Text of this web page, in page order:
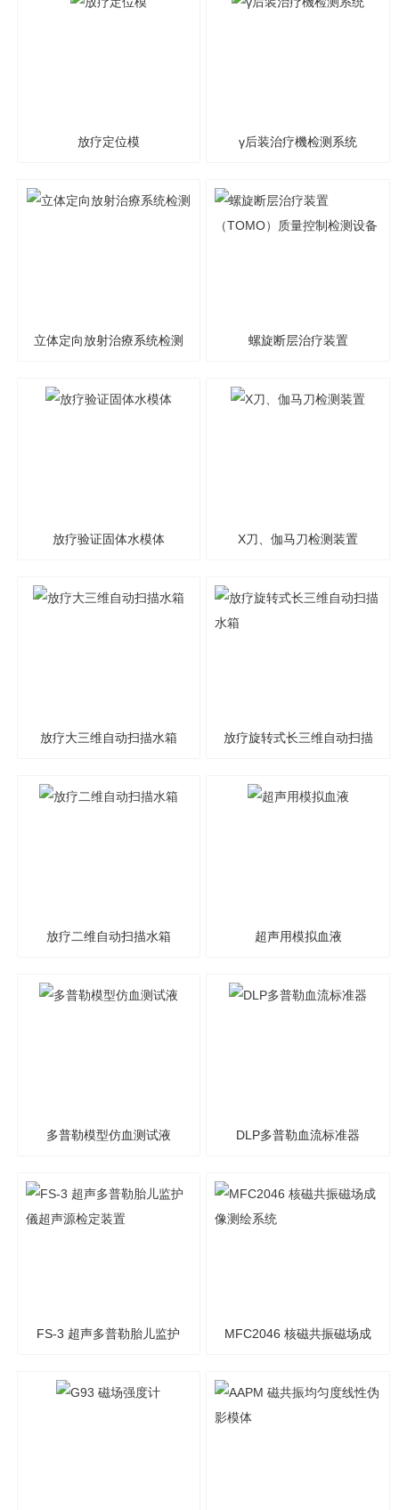
放疗定位模 γ后装治疗機检测系统
立体定向放射治療系统检测 螺旋断层治疗装置
放疗验证固体水模体 X刀、伽马刀检测装置
放疗大三维自动扫描水箱 放疗旋转式长三维自动扫描
放疗二维自动扫描水箱 超声用模拟血液
多普勒模型仿血测试液 DLP多普勒血流标准器
FS-3 超声多普勒胎儿监护 MFC2046 核磁共振磁场成